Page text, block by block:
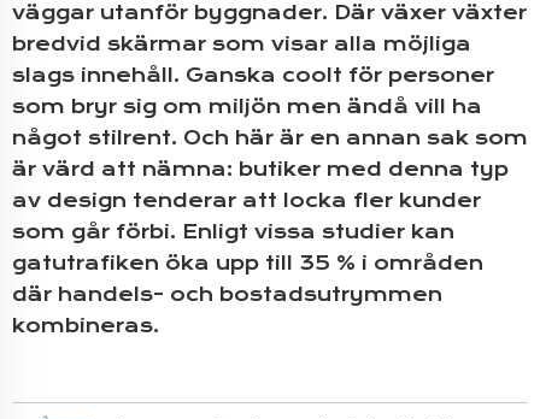
väggar utanför byggnader. Där växer växter
bredvid skärmar som visar alla möjliga
slags innehåll. Ganska coolt för personer
som bryr sig om miljön men ändå vill ha
något stilrent. Och här är en annan sak som
är värd att nämna: butiker med denna typ
av design tenderar att locka fler kunder
som går förbi. Enligt vissa studier kan
gatutrafiken öka upp till 35 % i områden
där handels- och bostadsutrymmen
kombineras.